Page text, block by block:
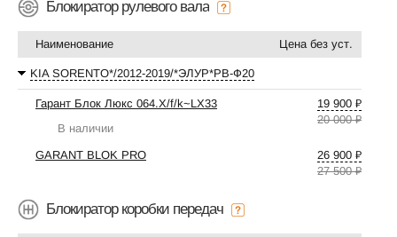
Блокиратор рулевого вала
Наименование Цена без уст.
KIA SORENTO*/2012-2019/*ЭЛУР*РВ-Ф20
Гарант Блок Люкс 064.X/f/k~LX33
В наличии
19 900 ₽
20 000 ₽
GARANT BLOK PRO
26 900 ₽
27 500 ₽
Блокиратор коробки передач